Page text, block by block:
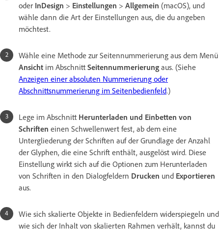
oder InDesign > Einstellungen > Allgemein (macOS), und
wähle dann die Art der Einstellungen aus, die du angeben
möchtest.
Wähle eine Methode zur Seitennummerierung aus dem Menü
Ansicht im Abschnitt Seitennummerierung aus. (Siehe
Anzeigen einer absoluten Nummerierung oder
Abschnittsnummerierung im Seitenbedienfeld.)
Lege im Abschnitt Herunterladen und Einbetten von
Schriften einen Schwellenwert fest, ab dem eine
Untergliederung der Schriften auf der Grundlage der Anzahl
der Glyphen, die eine Schrift enthält, ausgelöst wird. Diese
Einstellung wirkt sich auf die Optionen zum Herunterladen
von Schriften in den Dialogfeldern Drucken und Exportieren
aus.
Wie sich skalierte Objekte in Bedienfeldern widerspiegeln und
wie sich der Inhalt von skalierten Rahmen verhält, kannst du